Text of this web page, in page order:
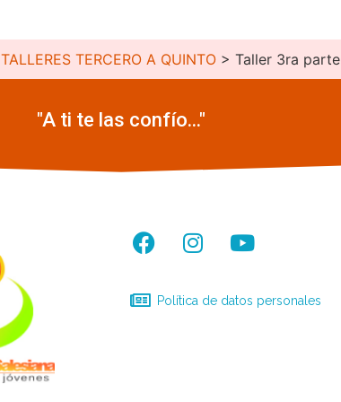
TALLERES TERCERO A QUINTO > Taller 3ra parte
"A ti te las confío..."
Política de datos personales